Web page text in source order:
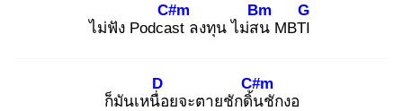
ไม่ฟัง Podcas
C#m
t ลงทุน ไม่สน
Bm
MBTI
G
ก็มันเหนื่อ
D
ยจะตายชักดิ้น
C#m
ชักงอ